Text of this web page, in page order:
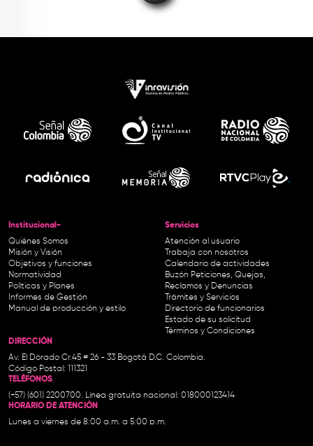
Institucional-
Quiénes Somos
Misión y Visión
Objetivos y funciones
Normatividad
Políticas y Planes
Informes de Gestión
Manual de producción y estilo
Servicios
Atención al usuario
Trabaja con nosotros
Calendario de actividades
Buzón Peticiones, Quejas,
Reclamos y Denuncias
Trámites y Servicios
Directorio de funcionarios
Estado de su solicitud
Términos y Condiciones
DIRECCIÓN
Av. El Dorado Cr.45 # 26 - 33 Bogotá D.C. Colombia.
Código Postal: 111321
TELÉFONOS
(+57) (601) 2200700. Línea gratuita nacional: 018000123414
HORARIO DE ATENCIÓN
Lunes a viernes de 8:00 a.m. a 5:00 p.m.